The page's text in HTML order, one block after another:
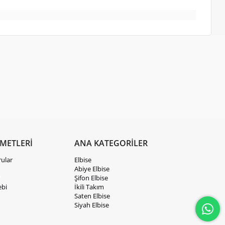
ANA KATEGORİLER
Elbise
Abiye Elbise
Şifon Elbise
İkili Takım
Saten Elbise
Siyah Elbise